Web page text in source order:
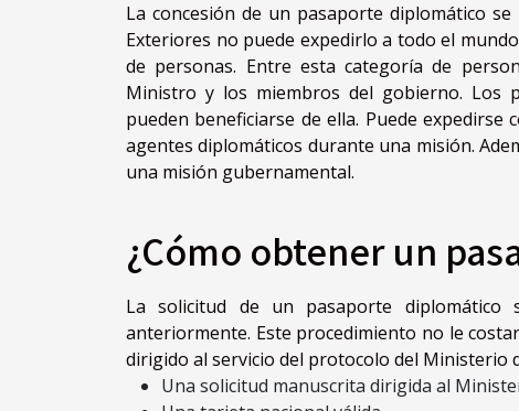
La concesión de un pasaporte diplomático
Exteriores no puede expedirlo a todo el
de personas. Entre esta categoría de
Ministro y los miembros del gobierno. Los
pueden beneficiarse de ella. Puede
agentes diplomáticos durante una misión.
una misión gubernamental.
¿Cómo obtener un
La solicitud de un pasaporte diplomático
anteriormente. Este procedimiento no le
dirigido al servicio del protocolo del Ministerio
Una solicitud manuscrita dirigida al